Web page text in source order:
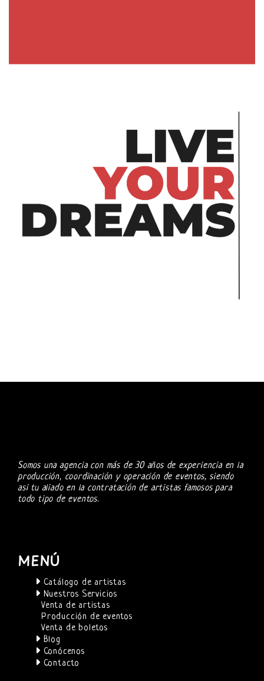
Somos una agencia con más de 30 años de experiencia en la
producción, coordinación y operación de eventos, siendo
asi tu aliado en la contratación de artistas famosos para
todo tipo de eventos.
MENÚ
Catálogo de artistas
Nuestros Servicios
Venta de artistas
Producción de eventos
Venta de boletos
Blog
Conócenos
Contacto